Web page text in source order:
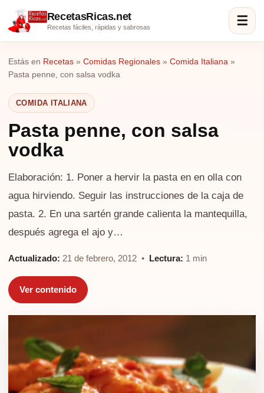
RecetasRicas.net
Recetas fáciles, rápidas y sabrosas ☰
Estás en Recetas » Comidas Regionales » Comida Italiana »
Pasta penne, con salsa vodka
COMIDA ITALIANA
Pasta penne, con salsa
vodka
Elaboración: 1. Poner a hervir la pasta en en olla con
agua hirviendo. Seguir las instrucciones de la caja de
pasta. 2. En una sartén grande calienta la mantequilla,
después agrega el ajo y…
Actualizado: 21 de febrero, 2012 • Lectura: 1 min
Ver contenido